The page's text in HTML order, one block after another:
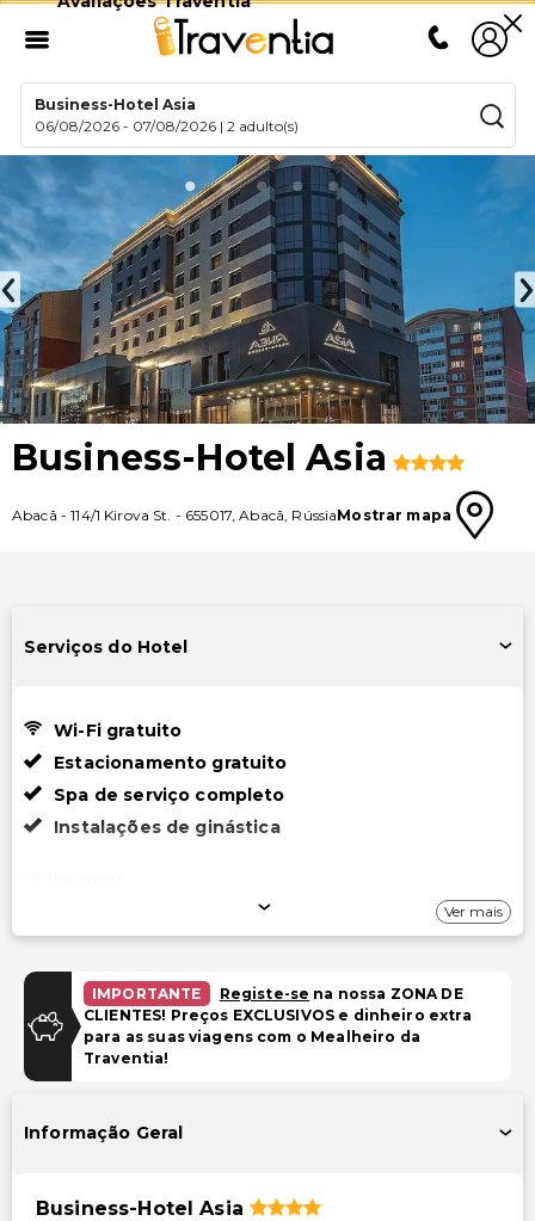
Business-Hotel Asia
06/08/2026 - 07/08/2026 |2 adulto(s)
Business-Hotel Asia
Abacã -114/1 Kirova St. - 655017,Abacã, RússiaMostrar mapa
Serviços do Hotel
Wi-Fi gratuito
Estacionamento gratuito
Spa de serviço completo
Instalações de ginástica
Estacionamento
Reservas para estacionamento externo são
necessárias
Estacionamento gratuito
Estacionamento prolongado (taxa extra)
Piscina e Bem-estar
Ver mais
IMPORTANTE Registe-se na nossa ZONA DE
CLIENTES! Preços EXCLUSIVOS e dinheiro extra
para as suas viagens com o Mealheiro da
Traventia!
Informação Geral
Business-Hotel Asia